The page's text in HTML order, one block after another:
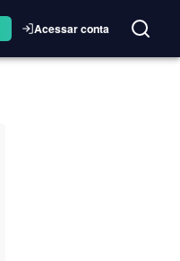
Acessar conta